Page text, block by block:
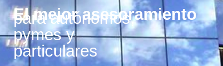
El mejor asesoramiento
para autónomos,
pymes y
particulares